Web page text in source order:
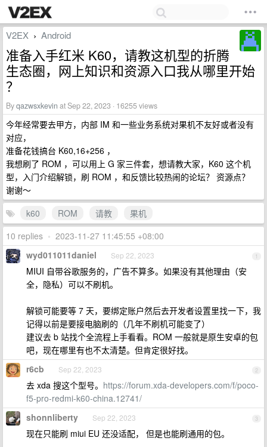
V2EX › Android
准备入手红米 K60，请教这机型的折腾
生态圈，网上知识和资源入口我从哪里开始
？
Byqazwsxkevin at Sep 22, 2023 · 16255 views
今年经常要去甲方，内部 IM 和一些业务系统对果机不友好或者没有
对应，
准备花钱搞台 K60,16+256 ，
我想刷了 ROM ，可以用上 G 家三件套，想请教大家，K60 这个机
型，入门介绍解锁，刷 ROM ，和反馈比较热闹的论坛？ 资源点？
谢谢～
k60
ROM 请教
果机
10 replies • 2023-11-27 11:45:55 +08:00
1
wyd011011daniel Sep 22, 2023
MIUI 自带谷歌服务的，广告不算多。如果没有其他理由（安
全，隐私）可以不刷机。
解锁可能要等 7 天，要绑定账户然后去开发者设置里找一下，我
记得以前是要接电脑刷的（几年不刷机可能变了）
建议去 b 站找个全流程上手看看。ROM 一般就是原生安卓的包
吧，现在哪里有也不太清楚。但肯定很好找。
2
r6cb Sep 22, 2023
去 xda 搜这个型号。 https://forum.xda-developers.com/f/poco-
f5-pro-redmi-k60-china.12741/
3
shonnliberty Sep 22, 2023
现在只能刷 miui EU 还没适配， 但是也能刷通用的包。